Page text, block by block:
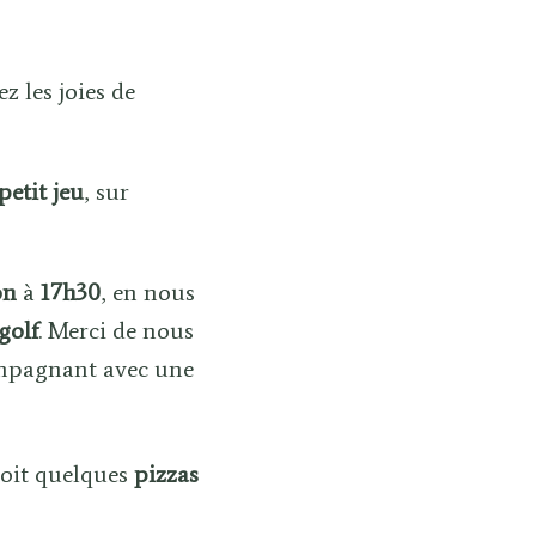
les joies de
jeu, sur
à 17h30, en nous
. Merci de nous
avec une
quelques pizzas